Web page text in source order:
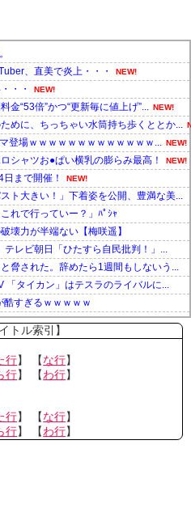
、直美で炎上・・・
NEW!
・・ NEW!
金“53倍”かつ“更新毎に値上げ”... NEW!
めに、ちっちゃい水筒持ち歩くととか...
登場ｗｗｗｗｗｗｗｗｗｗｗｗｗ... NEW!
シャツお●ぱい横乳の膨らみ最高！ NEW!
まで開催！ NEW!
ト大きい！」下着姿を公開、豊満な美...
れで行っていー？」ﾊﾟｼｬ
壊力が半端ない【梅咲遥】
レビ朝日「ひたすら自民批判！」...
脅された。辞めたら1週間もしないう...
「タイカン」はテスラのライバルに...
すぎるｗｗｗｗｗ
トル索引】
行】 【な行】
行】 【わ行】
行】 【な行】
行】 【わ行】